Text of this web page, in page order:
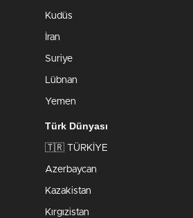
Kudüs
İran
Suriye
Lübnan
Yemen
Türk Dünyası
🇹🇷 TÜRKİYE
Azerbaycan
Kazakistan
Kırgızistan